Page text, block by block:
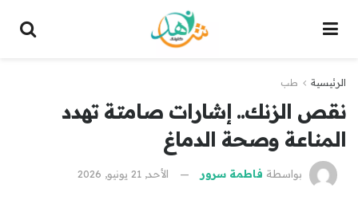
الرئيسية طب
نقص الزنك.. إشارات صامتة تهدد
المناعة وصحة الدماغ
بواسطة فاطمة سرور الأحد, 21 يونيو, 2026